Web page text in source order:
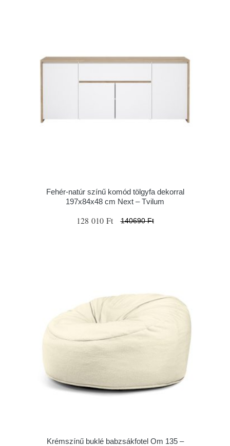
Fehér-natúr színű komód tölgyfa dekorral
197x84x48 cm Next – Tvilum
128 010 Ft 140690 Ft
Krémszínű buklé babzsákfotel Om 135 –